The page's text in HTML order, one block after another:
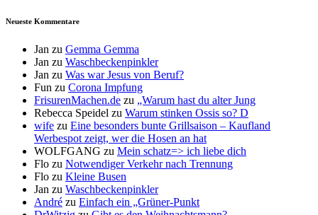
Neueste Kommentare
Jan zu Gemma Gemma
Jan zu Waschbeckenpinkler
Jan zu Was war Jesus von Beruf?
Fun zu Corona Impfung
FrisurenMachen.de zu „Warum hast du alter Jung
Rebecca Speidel zu Warum stinken Ossis so? D
wife zu Eine besonders bunte Grillsaison – Kaufland
Werbespot zeigt, wer die Hosen an hat
WOLFGANG zu Mein schatz=> ich liebe dich
Flo zu Notwendiger Verkehr nach Trennung
Flo zu Kleine Busen
Jan zu Waschbeckenpinkler
André zu Einfach ein „Grüner-Punkt